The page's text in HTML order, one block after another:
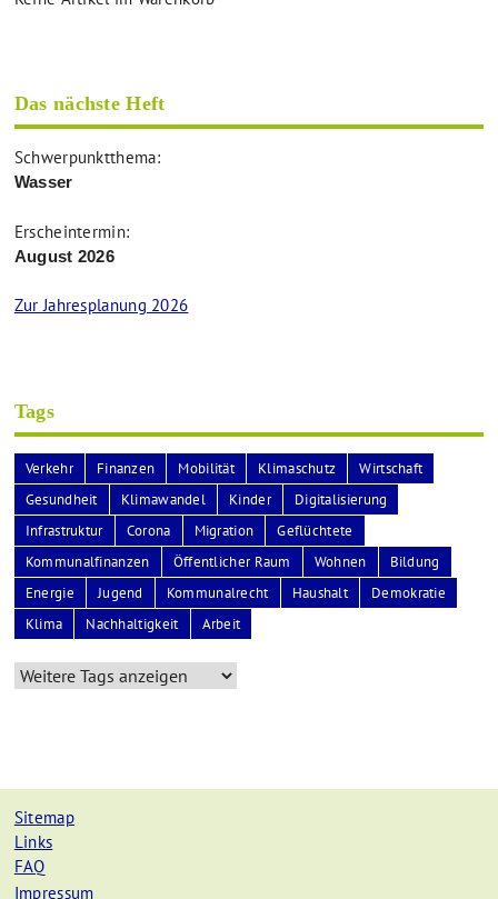
Das nächste Heft
Schwerpunktthema:
Wasser
Erscheintermin:
August 2026
Zur Jahresplanung 2026
Tags
Verkehr Finanzen Mobilität Klimaschutz
Wirtschaft
Gesundheit
Klimawandel Kinder
Digitalisierung
Infrastruktur
Corona Migration
Geflüchtete
Kommunalfinanzen
Öffentlicher Raum Wohnen
Bildung
Energie
Jugend Kommunalrecht Haushalt
Demokratie
Klima
Nachhaltigkeit Arbeit
Sitemap
Links
FAQ
Impressum